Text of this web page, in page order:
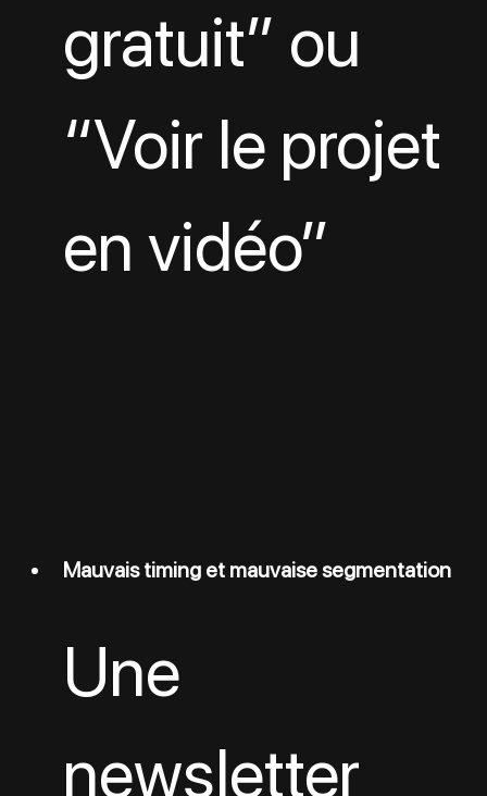
gratuit” ou
“Voir le projet
en vidéo”
Mauvais timing et mauvaise segmentation
Une
newsletter